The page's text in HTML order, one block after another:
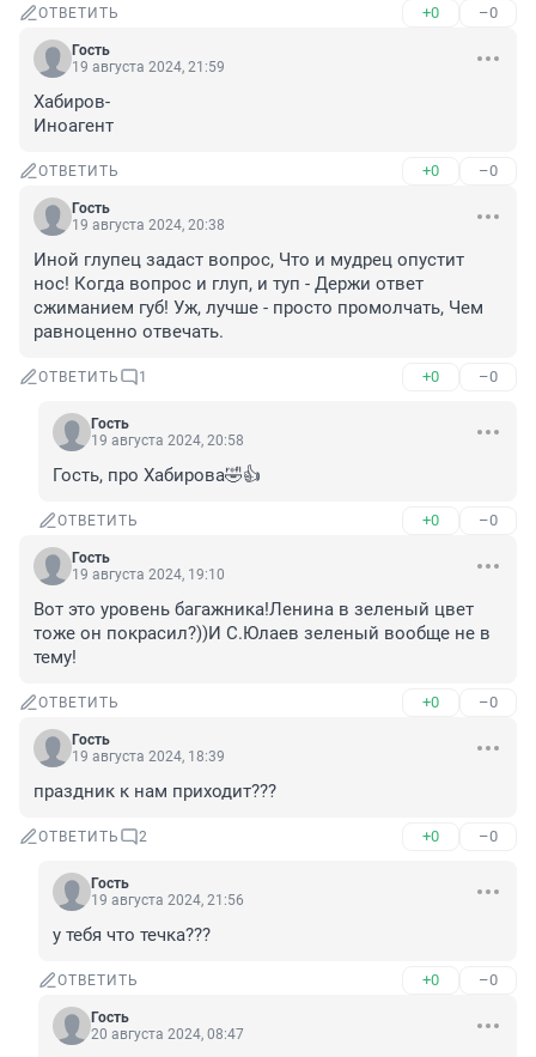
ОТВЕТИТЬ +0 –0
Гость
19 августа 2024, 21:59
Хабиров-
Иноагент
ОТВЕТИТЬ +0 –0
Гость
19 августа 2024, 20:38
Иной глупец задаст вопрос, Что и мудрец опустит
нос! Когда вопрос и глуп, и туп - Держи ответ
сжиманием губ! Уж, лучше - просто промолчать, Чем
равноценно отвечать.
ОТВЕТИТЬ 1 +0 –0
Гость
19 августа 2024, 20:58
Гость, про Хабирова🤣👍
ОТВЕТИТЬ +0 –0
Гость
19 августа 2024, 19:10
Вот это уровень багажника!Ленина в зеленый цвет
тоже он покрасил?))И С.Юлаев зеленый вообще не в
тему!
ОТВЕТИТЬ +0 –0
Гость
19 августа 2024, 18:39
праздник к нам приходит???
ОТВЕТИТЬ 2 +0 –0
Гость
19 августа 2024, 21:56
у тебя что течка???
ОТВЕТИТЬ +0 –0
Гость
20 августа 2024, 08:47